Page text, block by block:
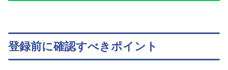
登録前に確認すべきポイント